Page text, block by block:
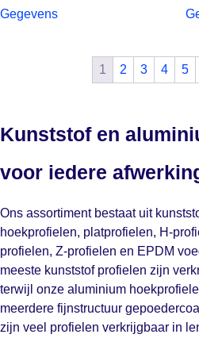
Gegevens
1 2 3 4 5
Kunststof en
voor iedere
Ons assortiment bestaat uit
hoekprofielen, platprofielen, H-
profielen, Z-profielen en EPDM
meeste kunststof profielen zijn
terwijl onze aluminium
meerdere fijnstructuur
zijn veel profielen verkrijgbaar in